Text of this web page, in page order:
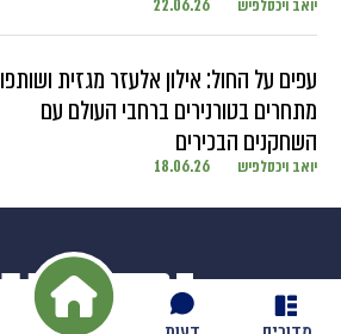
מדורים דעות
יואב ויכסלפיש 22.06.26
עפים על החול: אילון אלעזר מגזית ושותפו
מתחרים בטורנירים ברחבי העולם עם
השחקנים הבכירים
יואב ויכסלפיש 18.06.26